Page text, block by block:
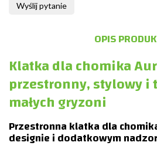
Wyślij pytanie
OPIS
Klatka dla chomika
przestronny, stylowy i
małych gryzoni
Przestronna klatka dla
designie i dodatkowym